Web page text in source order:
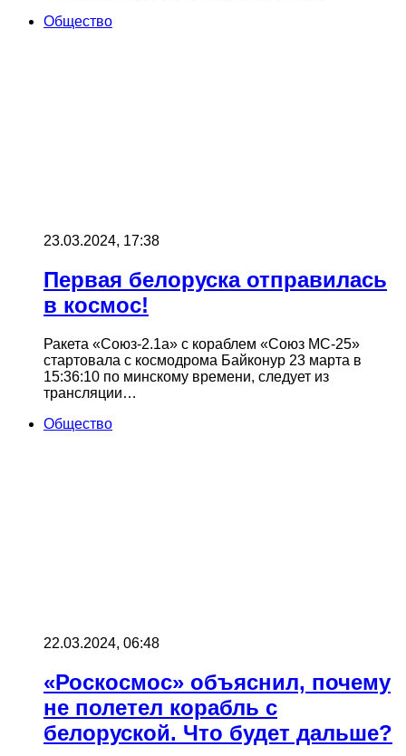
Общество
23.03.2024, 17:38
Первая белоруска отправилась
в космос!
Ракета «Союз-2.1а» с кораблем «Союз МС-25»
стартовала с космодрома Байконур 23 марта в
15:36:10 по минскому времени, следует из
трансляции…
Общество
22.03.2024, 06:48
«Роскосмос» объяснил, почему
не полетел корабль с
белоруской. Что будет дальше?